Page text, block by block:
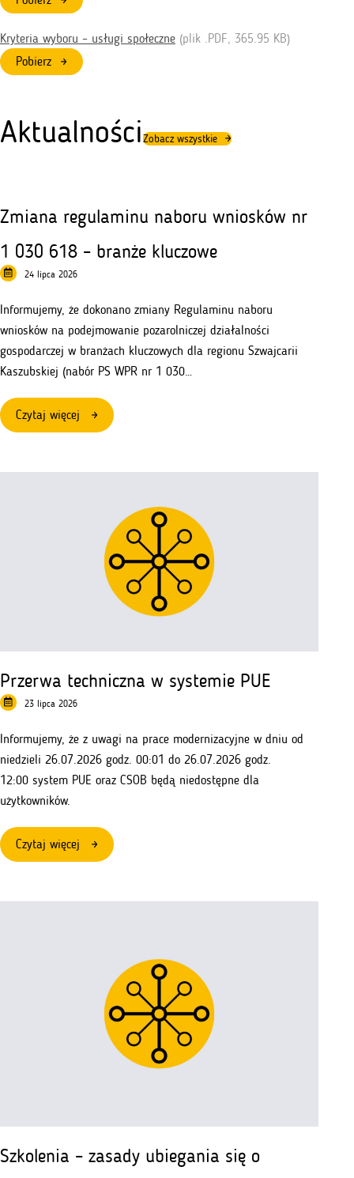
Kryteria wyboru – usługi społeczne (plik .PDF, 365.95 KB)
Pobierz
AktualnościZobacz wszystkie
Zmiana regulaminu naboru wniosków nr
1 030 618 – branże kluczowe
24 lipca 2026
Informujemy, że dokonano zmiany Regulaminu naboru
wniosków na podejmowanie pozarolniczej działalności
gospodarczej w branżach kluczowych dla regionu Szwajcarii
Kaszubskiej (nabór PS WPR nr 1 030…
Czytaj więcej
Zmiana
naboru
Przerwa techniczna w systemie PUE
23 lipca 2026
Informujemy, że z uwagi na prace modernizacyjne w dniu od
niedzieli 26.07.2026 godz. 00:01 do 26.07.2026 godz.
12:00 system PUE oraz CSOB będą niedostępne dla
użytkowników.
Czytaj więcej
Przerwa
w
Szkolenia – zasady ubiegania się o